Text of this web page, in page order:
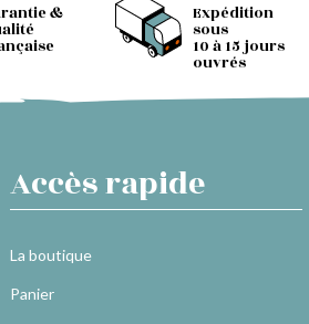
& Expédition
sous
10 à 15 jours
ouvrés
Accès rapide
La boutique
Panier